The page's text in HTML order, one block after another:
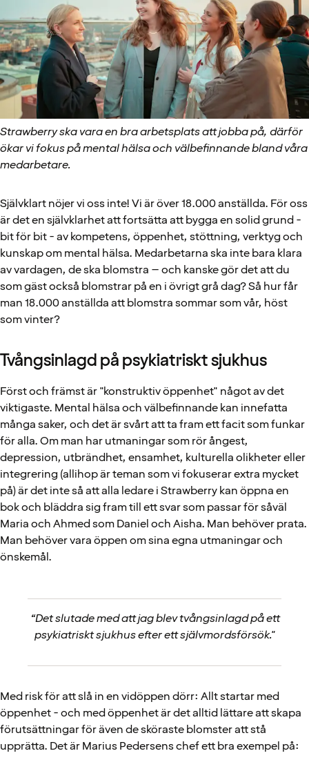
Strawberry ska vara en bra arbetsplats att jobba på, därför
ökar vi fokus på mental hälsa och välbefinnande bland våra
medarbetare.
Självklart nöjer vi oss inte! Vi är över 18.000 anställda. För oss
är det en självklarhet att fortsätta att bygga en solid grund -
bit för bit - av kompetens, öppenhet, stöttning, verktyg och
kunskap om mental hälsa. Medarbetarna ska inte bara klara
av vardagen, de ska blomstra – och kanske gör det att du
som gäst också blomstrar på en i övrigt grå dag? Så hur får
man 18.000 anställda att blomstra sommar som vår, höst
som vinter?
Tvångsinlagd på psykiatriskt sjukhus
Först och främst är "konstruktiv öppenhet" något av det
viktigaste. Mental hälsa och välbefinnande kan innefatta
många saker, och det är svårt att ta fram ett facit som funkar
för alla. Om man har utmaningar som rör ångest,
depression, utbrändhet, ensamhet, kulturella olikheter eller
integrering (allihop är teman som vi fokuserar extra mycket
på) är det inte så att alla ledare i Strawberry kan öppna en
bok och bläddra sig fram till ett svar som passar för såväl
Maria och Ahmed som Daniel och Aisha. Man behöver prata.
Man behöver vara öppen om sina egna utmaningar och
önskemål.
“Det slutade med att jag blev tvångsinlagd på ett
psykiatriskt sjukhus efter ett självmordsförsök."
Med risk för att slå in en vidöppen dörr: Allt startar med
öppenhet - och med öppenhet är det alltid lättare att skapa
förutsättningar för även de sköraste blomster att stå
upprätta. Det är Marius Pedersens chef ett bra exempel på: